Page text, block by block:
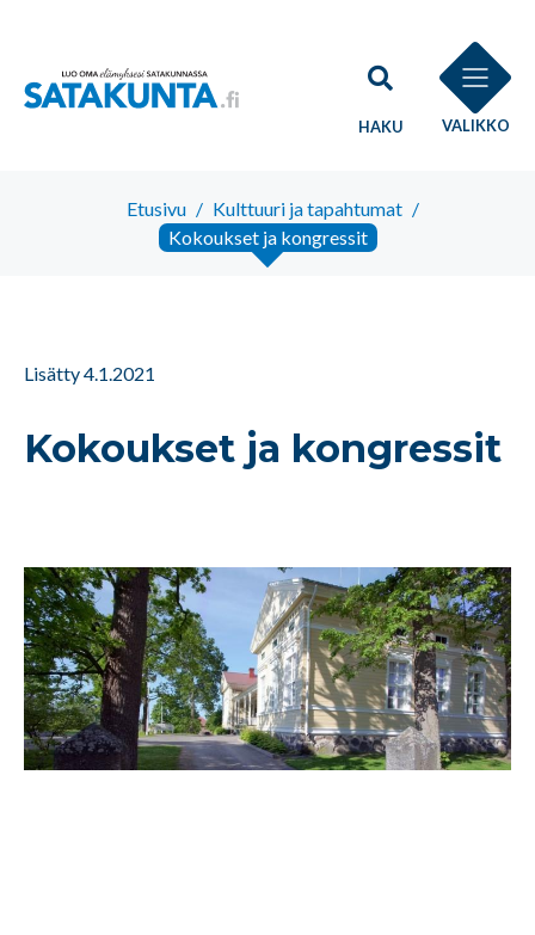
HAKU VALIKKO
Etusivu / Kulttuuri ja tapahtumat /
Kokoukset ja kongressit
Lisätty 4.1.2021
Kokoukset ja kongressit